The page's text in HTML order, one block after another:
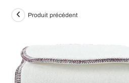
Produit précédent